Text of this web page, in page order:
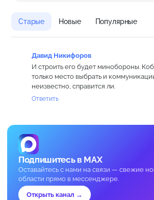
Старые Новые Популярные
Давид Никифоров
И строить его будет минобороны.
только место выбрать и
неизвестно, справится ли.
Ответить
Подпишитесь в MAX
Оставайтесь с нами на связи — свежие
области прямо в мессенджере.
Открыть канал →